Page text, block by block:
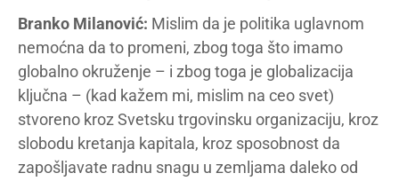
Branko Milanović: Mislim da je politika uglavnom
nemoćna da to promeni, zbog toga što imamo
globalno okruženje – i zbog toga je globalizacija
ključna – (kad kažem mi, mislim na ceo svet)
stvoreno kroz Svetsku trgovinsku organizaciju, kroz
slobodu kretanja kapitala, kroz sposobnost da
zapošljavate radnu snagu u zemljama daleko od